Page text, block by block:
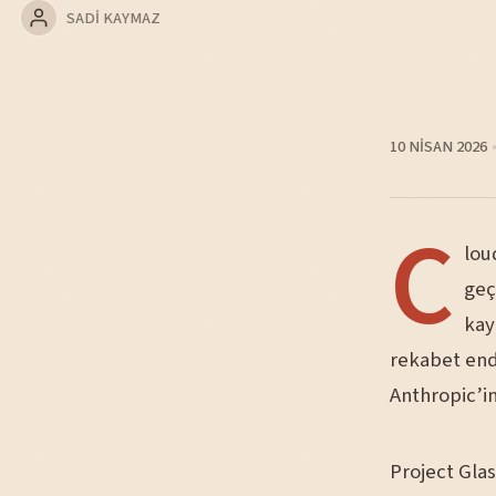
SADI KAYMAZ
10 NISAN 2026
C
rekabet
Project